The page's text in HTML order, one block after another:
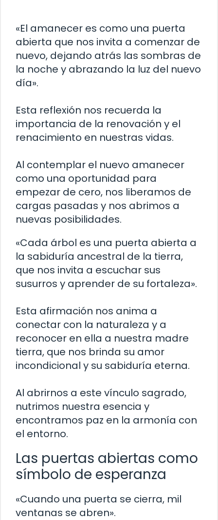
«El amanecer es como una puerta
abierta que nos invita a comenzar de
nuevo, dejando atrás las sombras de
la noche y abrazando la luz del nuevo
día».
Esta reflexión nos recuerda la
importancia de la renovación y el
renacimiento en nuestras vidas.
Al contemplar el nuevo amanecer
como una oportunidad para
empezar de cero, nos liberamos de
cargas pasadas y nos abrimos a
nuevas posibilidades.
«Cada árbol es una puerta abierta a
la sabiduría ancestral de la tierra,
que nos invita a escuchar sus
susurros y aprender de su fortaleza».
Esta afirmación nos anima a
conectar con la naturaleza y a
reconocer en ella a nuestra madre
tierra, que nos brinda su amor
incondicional y su sabiduría eterna.
Al abrirnos a este vínculo sagrado,
nutrimos nuestra esencia y
encontramos paz en la armonía con
el entorno.
Las puertas abiertas como
símbolo de esperanza
«Cuando una puerta se cierra, mil
ventanas se abren».